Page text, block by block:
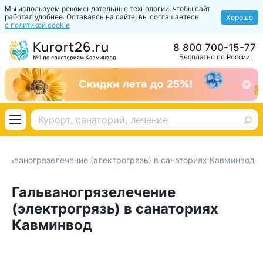
Мы используем рекомендательные технологии, чтобы сайт
работал удобнее. Оставаясь на сайте, вы соглашаетесь
с политикой cookie
Хорошо
Бесплатно по России
8 800 700-15-77
(электрогрязь) в санаториях Кавминвод
Гальваногрязелечение
(электрогрязь) в санаториях
Кавминвод